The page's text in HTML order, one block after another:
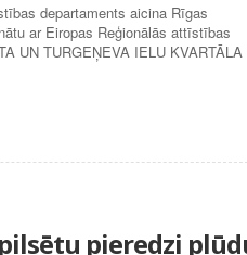
departaments aicina Rīgas
ar Eiropas Reģionālās attīstības
UN TURGEŅEVA IELU KVARTĀLA
pieredzi